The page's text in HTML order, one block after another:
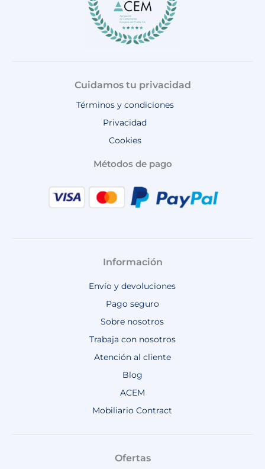
Cuidamos tu privacidad
Términos y condiciones
Privacidad
Cookies
Métodos de pago
Información
Envío y devoluciones
Pago seguro
Sobre nosotros
Trabaja con nosotros
Atención al cliente
Blog
ACEM
Mobiliario Contract
Ofertas